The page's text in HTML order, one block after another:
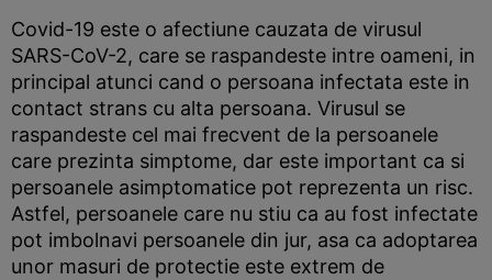
Covid-19 este o afectiune cauzata de virusul
SARS-CoV-2, care se raspandeste intre oameni, in
principal atunci cand o persoana infectata este in
contact strans cu alta persoana. Virusul se
raspandeste cel mai frecvent de la persoanele
care prezinta simptome, dar este important ca si
persoanele asimptomatice pot reprezenta un risc.
Astfel, persoanele care nu stiu ca au fost infectate
pot imbolnavi persoanele din jur, asa ca adoptarea
unor masuri de protectie este extrem de